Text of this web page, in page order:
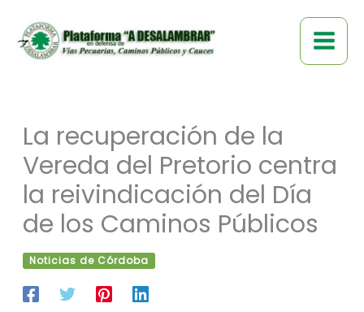
contenido
La recuperación de la
Vereda del Pretorio centra
la reivindicación del Día
de los Caminos Públicos
Noticias de Córdoba